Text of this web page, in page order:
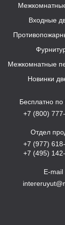
Входные
Межкомнатные
Новинки
Бесплатно по
+7 (800)
Отдел
+7 (977)
+7 (495)
E-mail